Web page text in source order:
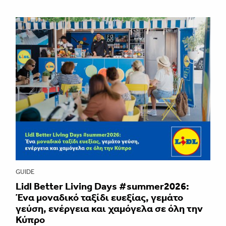
GUIDE
Lidl Better Living Days #summer2026:
Ένα μοναδικό ταξίδι ευεξίας, γεμάτο
γεύση, ενέργεια και χαμόγελα σε όλη την
Κύπρο